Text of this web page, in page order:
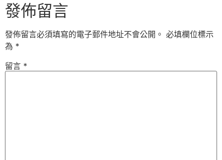
發佈留言
發佈留言必須填寫的電子郵件地址不會公開。 必填欄位標示
為 *
留言 *